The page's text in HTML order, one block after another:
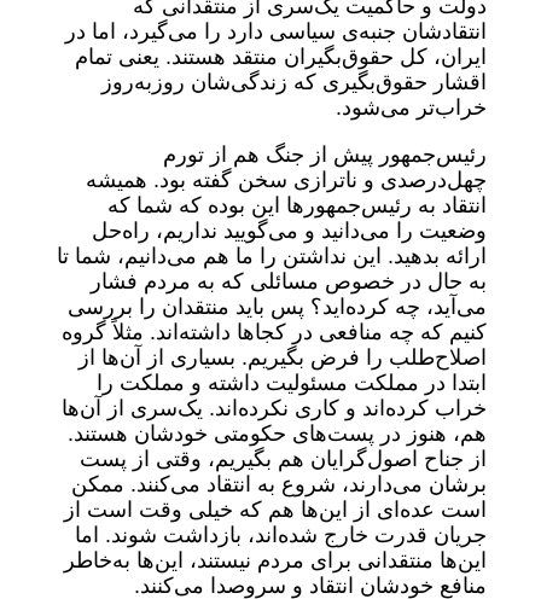
دولت و حاکمیت یک‌سری از منتقدانی که
انتقادشان جنبه‌ی سیاسی دارد را می‌گیرد، اما در
ایران، کل حقوق‌بگیران منتقد هستند. یعنی تمام
اقشار حقوق‌بگیری که زندگی‌شان روزبه‌روز
خراب‌تر می‌شود.
رئیس‌جمهور پیش از جنگ هم از تورم
چهل‌درصدی و ناترازی سخن گفته بود. همیشه
انتقاد به رئیس‌جمهورها این بوده که شما که
وضعیت را می‌دانید و می‌گویید نداریم، راه‌حل
ارائه بدهید. این نداشتن را ما هم می‌دانیم، شما تا
به حال در خصوص مسائلی که به مردم فشار
می‌آید، چه کرده‌اید؟ پس باید منتقدان را بررسی
کنیم که چه منافعی در کجاها داشته‌اند. مثلاً گروه
اصلاح‌طلب را فرض بگیریم. بسیاری از آن‌ها از
ابتدا در مملکت مسئولیت داشته و مملکت را
خراب کرده‌اند و کاری نکرده‌اند. یک‌سری از آن‌ها
هم، هنوز در پست‌های حکومتی خودشان هستند.
از جناح اصول‌گرایان هم بگیریم، وقتی از پست
برشان می‌دارند، شروع به انتقاد می‌کنند. ممکن
است عده‌ای از این‌ها هم که خیلی وقت است از
جریان قدرت خارج شده‌اند، بازداشت شوند. اما
این‌ها منتقدانی برای مردم نیستند، این‌ها به‌خاطر
منافع خودشان انتقاد و سروصدا می‌کنند.